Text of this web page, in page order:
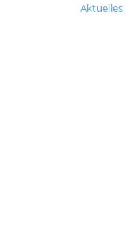
Aktuelles